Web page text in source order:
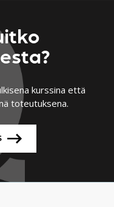
kurssina että
toteutuksena.